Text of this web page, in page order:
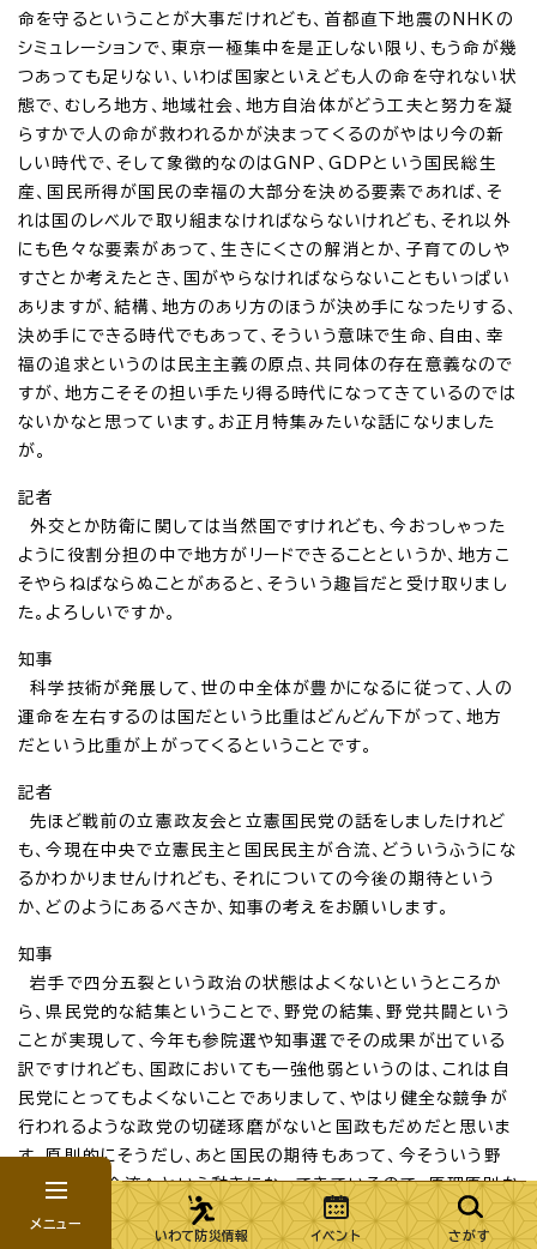
命を守るということが大事だけれども、首都直下地震のNHKの
シミュレーションで、東京一極集中を是正しない限り、もう命が幾
つあっても足りない、いわば国家といえども人の命を守れない状
態で、むしろ地方、地域社会、地方自治体がどう工夫と努力を凝
らすかで人の命が救われるかが決まってくるのがやはり今の新
しい時代で、そして象徴的なのはGNP、GDPという国民総生
産、国民所得が国民の幸福の大部分を決める要素であれば、そ
れは国のレベルで取り組まなければならないけれども、それ以外
にも色々な要素があって、生きにくさの解消とか、子育てのしや
すさとか考えたとき、国がやらなければならないこともいっぱい
ありますが、結構、地方のあり方のほうが決め手になったりする、
決め手にできる時代でもあって、そういう意味で生命、自由、幸
福の追求というのは民主主義の原点、共同体の存在意義なので
すが、地方こそその担い手たり得る時代になってきているのでは
ないかなと思っています。お正月特集みたいな話になりました
が。
記者
外交とか防衛に関しては当然国ですけれども、今おっしゃった
ように役割分担の中で地方がリードできることというか、地方こ
そやらねばならぬことがあると、そういう趣旨だと受け取りまし
た。よろしいですか。
知事
科学技術が発展して、世の中全体が豊かになるに従って、人の
運命を左右するのは国だという比重はどんどん下がって、地方
だという比重が上がってくるということです。
記者
先ほど戦前の立憲政友会と立憲国民党の話をしましたけれど
も、今現在中央で立憲民主と国民民主が合流、どういうふうにな
るかわかりませんけれども、それについての今後の期待という
か、どのようにあるべきか、知事の考えをお願いします。
知事
岩手で四分五裂という政治の状態はよくないというところか
ら、県民党的な結集ということで、野党の結集、野党共闘という
ことが実現して、今年も参院選や知事選でその成果が出ている
訳ですけれども、国政においても一強他弱というのは、これは自
民党にとってもよくないことでありまして、やはり健全な競争が
行われるような政党の切磋琢磨がないと国政もだめだと思いま
す。原則的にそうだし、あと国民の期待もあって、今そういう野
党結集から合流へという動きになってきているので、原理原則か
ら考えてもそのとおりだし、国民の期待もあるということだと思
うので、そういう方向に進んでいくことを期待します。
メニュー
いわて防災情報
イベント さがす